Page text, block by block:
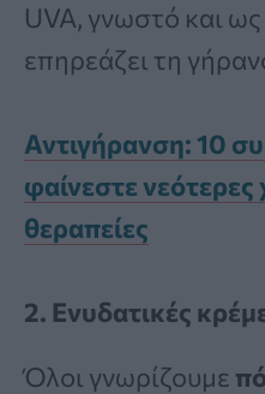
UVA, γνωστό και
επηρεάζει τη
Αντιγήρανση: 10
φαίνεστε νεότερες
θεραπείες
2. Ενυδατικές
Όλοι γνωρίζουμε